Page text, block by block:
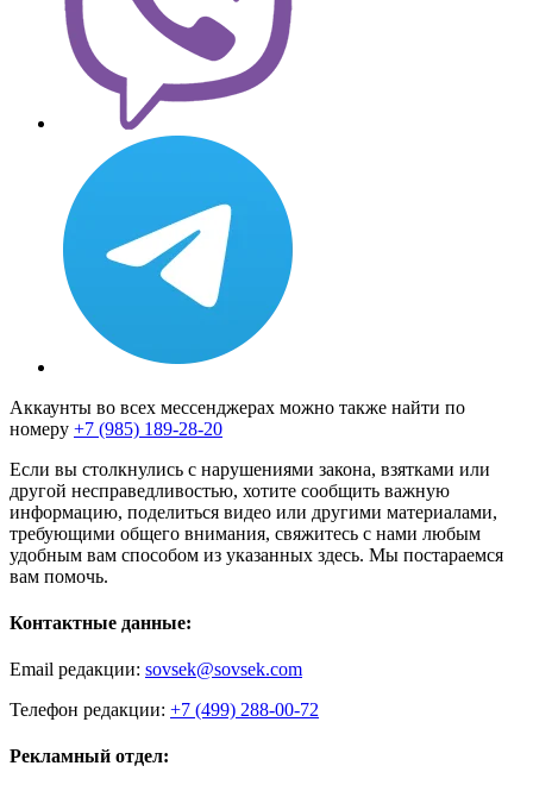
Аккаунты во всех мессенджерах можно также найти по
номеру +7 (985) 189-28-20
Если вы столкнулись с нарушениями закона, взятками или
другой несправедливостью, хотите сообщить важную
информацию, поделиться видео или другими материалами,
требующими общего внимания, свяжитесь с нами любым
удобным вам способом из указанных здесь. Мы постараемся
вам помочь.
Контактные данные:
Email редакции: sovsek@sovsek.com
Телефон редакции: +7 (499) 288-00-72
Рекламный отдел: